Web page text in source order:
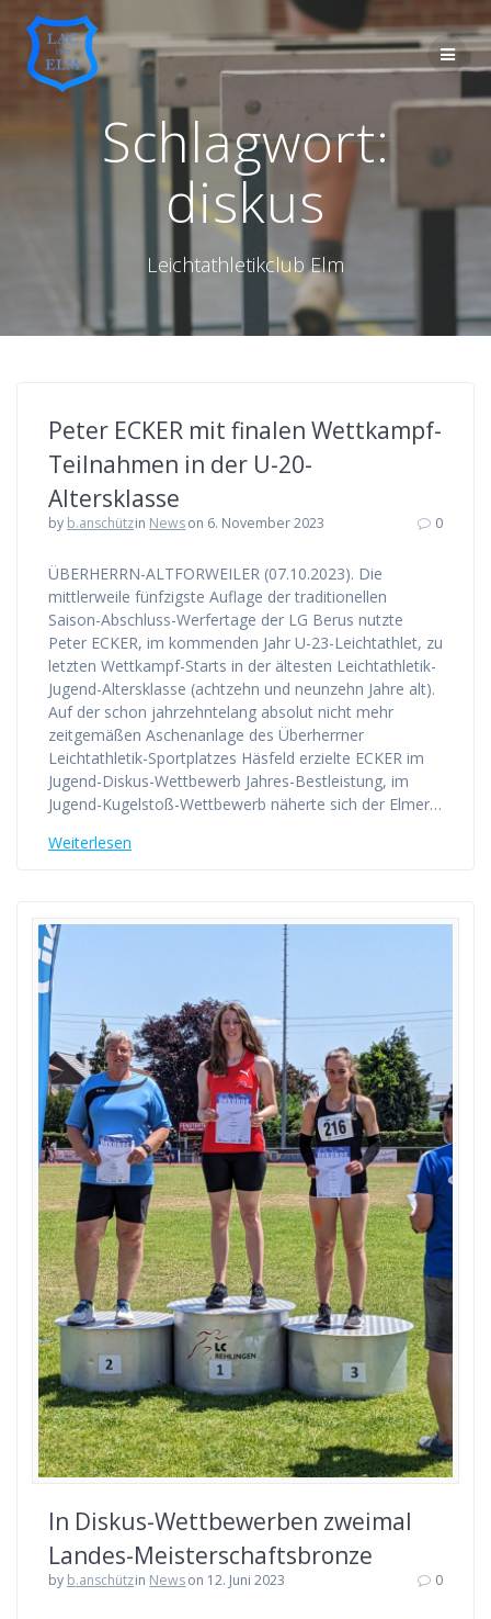
to
content
Schlagwort:
diskus
Leichtathletikclub Elm
Peter ECKER mit finalen Wettkampf-
Teilnahmen in der U-20-
Altersklasse
by b.anschützin Newson 6. November 2023 0
ÜBERHERRN-ALTFORWEILER (07.10.2023). Die
mittlerweile fünfzigste Auflage der traditionellen
Saison-Abschluss-Werfertage der LG Berus nutzte
Peter ECKER, im kommenden Jahr U-23-Leichtathlet, zu
letzten Wettkampf-Starts in der ältesten Leichtathletik-
Jugend-Altersklasse (achtzehn und neunzehn Jahre alt).
Auf der schon jahrzehntelang absolut nicht mehr
zeitgemäßen Aschenanlage des Überherrner
Leichtathletik-Sportplatzes Häsfeld erzielte ECKER im
Jugend-Diskus-Wettbewerb Jahres-Bestleistung, im
Jugend-Kugelstoß-Wettbewerb näherte sich der Elmer…
Weiterlesen
In Diskus-Wettbewerben zweimal
Landes-Meisterschaftsbronze
by b.anschützin Newson 12. Juni 2023 0